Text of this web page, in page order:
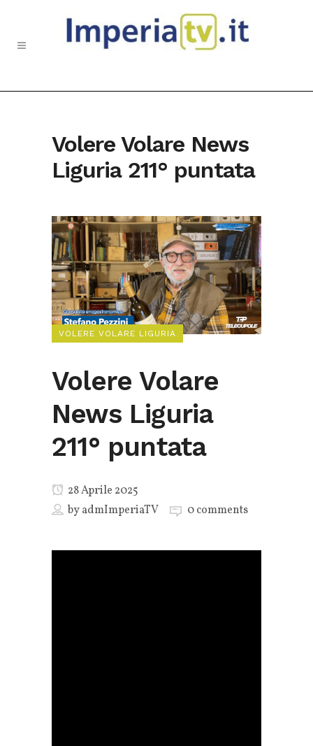
Volere Volare News
Liguria 211° puntata
VOLERE VOLARE LIGURIA
Volere Volare
News Liguria
211° puntata
28 Aprile 2025
byadmImperiaTV 0 comments